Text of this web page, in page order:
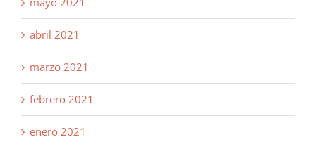
abril 2021
marzo 2021
febrero 2021
enero 2021